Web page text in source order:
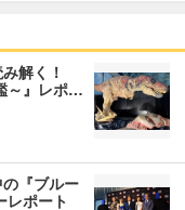
解く！
～』レポ…
『ブルー
レポート